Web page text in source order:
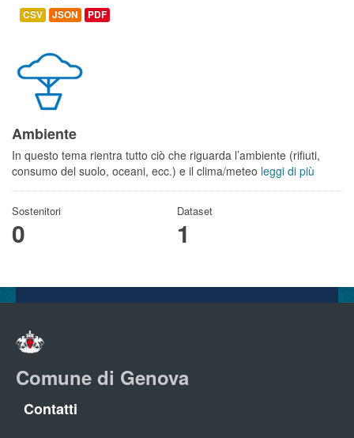
CSV JSON PDF
Ambiente
In questo tema rientra tutto ciò che riguarda l’ambiente (rifiuti,
consumo del suolo, oceani, ecc.) e il clima/meteo leggi di più
Sostenitori
0
Dataset
1
Comune di Genova
Contatti